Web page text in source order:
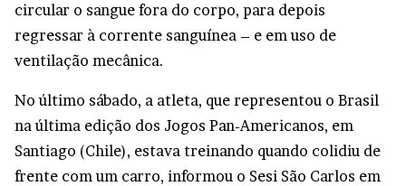
circular o sangue fora do corpo, para depois
regressar à corrente sanguínea – e em uso de
ventilação mecânica.
No último sábado, a atleta, que representou o Brasil
na última edição dos Jogos Pan-Americanos, em
Santiago (Chile), estava treinando quando colidiu de
frente com um carro, informou o Sesi São Carlos em